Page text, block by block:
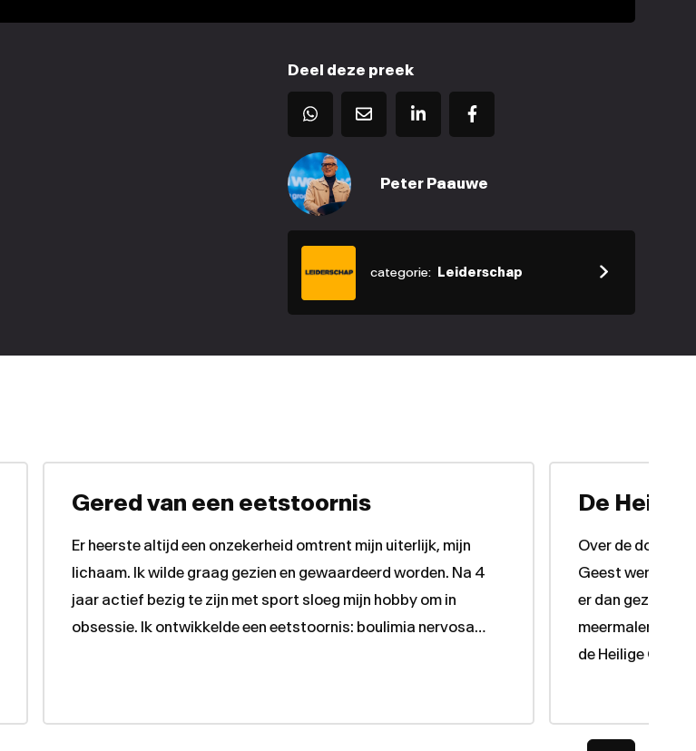
Deel deze preek
Peter Paauwe
categorie: Leiderschap
Gered van een eetstoornis
Er heerste altijd een onzekerheid omtrent mijn uiterlijk, mijn
lichaam. Ik wilde graag gezien en gewaardeerd worden. Na 4
jaar actief bezig te zijn met sport sloeg mijn hobby om in
obsessie. Ik ontwikkelde een eetstoornis: boulimia nervosa…
De
Over de doop
Geest werd niet
er dan gezegd,
meermalen
de Heilige